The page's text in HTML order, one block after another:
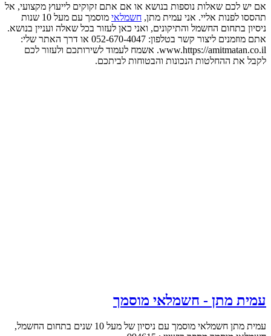
אם יש לכם שאלות נוספות בנושא או אם אתם זקוקים לייעוץ מקצועי, אל
תהססו לפנות אליי. אני עמית מתן, חשמלאי
מוסמך עם מעל 10 שנות
ניסיון בתחום החשמל והתיקונים, ואני כאן לעזור בכל שאלה ועניין בנושא.
אתם מוזמנים ליצור קשר בטלפון: 052-670-4047 או דרך האתר שלי:
www.https://amitmatan.co.il. אשמח לעמוד לשירותכם ולעזור לכם
לקבל את ההחלטות הנכונות והבטוחות לביתכם.
עמית מתן - חשמלאי מוסמך
עמית מתן חשמלאי מוסמך עם ניסיון של מעל 10 שנים בתחום החשמל,